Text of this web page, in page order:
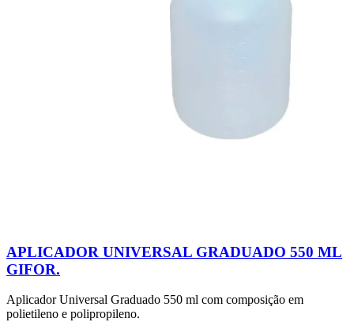
APLICADOR UNIVERSAL GRADUADO 550 ML
GIFOR.
Aplicador Universal Graduado 550 ml com composição em
polietileno e polipropileno.